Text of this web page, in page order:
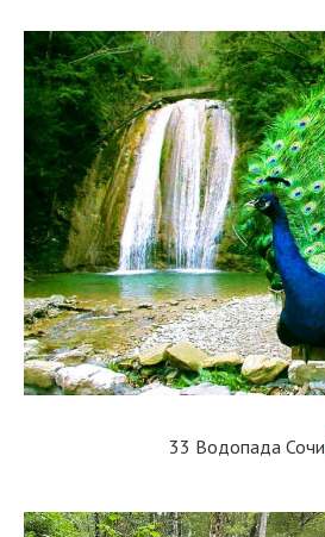
33 Водопада Сочи